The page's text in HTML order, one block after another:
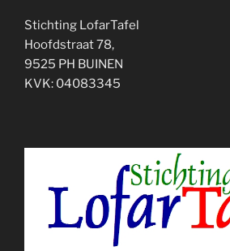
Stichting LofarTafel
Hoofdstraat 78,
9525 PH BUINEN
KVK: 04083345